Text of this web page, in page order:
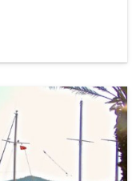
уютную
море и
трон
по имени,
город из-за